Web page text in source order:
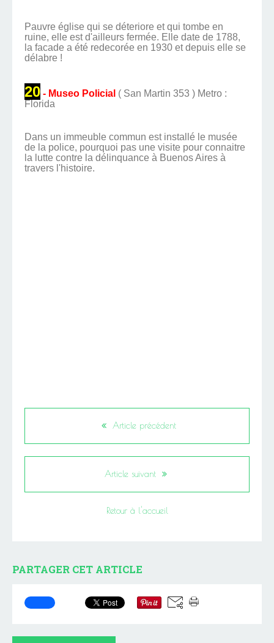
Pauvre église qui se déteriore et qui tombe en
ruine, elle est d'ailleurs fermée. Elle date de 1788,
la facade a été redecorée en 1930 et depuis elle se
délabre !
20 - Museo Policial ( San Martin 353 ) Metro :
Florida
Dans un immeuble commun est installé le musée
de la police, pourquoi pas une visite pour connaitre
la lutte contre la délinquance à Buenos Aires à
travers l'histoire.
Article précédent
Article suivant
Retour à l'accueil
PARTAGER CET ARTICLE